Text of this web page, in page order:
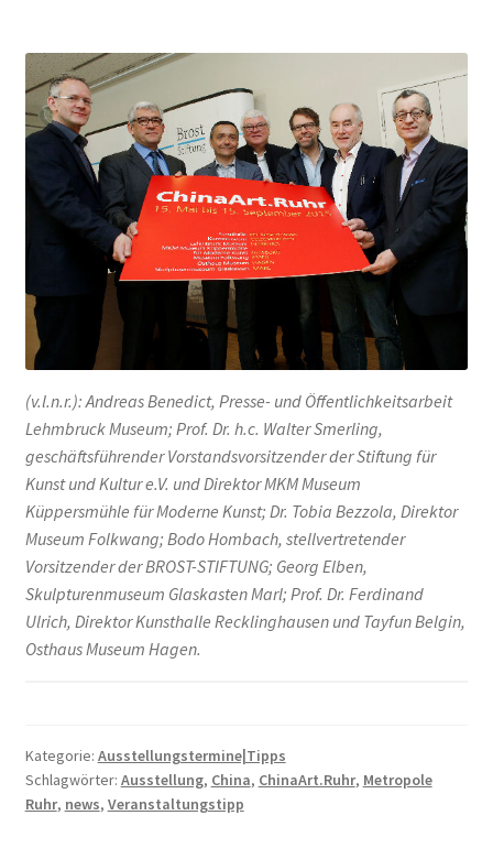
(v.l.n.r.): Andreas Benedict, Presse- und Öffentlichkeitsarbeit
Lehmbruck Museum; Prof. Dr. h.c. Walter Smerling,
geschäftsführender Vorstandsvorsitzender der Stiftung für
Kunst und Kultur e.V. und Direktor MKM Museum
Küppersmühle für Moderne Kunst; Dr. Tobia Bezzola, Direktor
Museum Folkwang; Bodo Hombach, stellvertretender
Vorsitzender der BROST-STIFTUNG; Georg Elben,
Skulpturenmuseum Glaskasten Marl; Prof. Dr. Ferdinand
Ulrich, Direktor Kunsthalle Recklinghausen und Tayfun Belgin,
Osthaus Museum Hagen.
Kategorie: Ausstellungstermine|Tipps
Schlagwörter: Ausstellung, China, ChinaArt.Ruhr, Metropole
Ruhr, news, Veranstaltungstipp